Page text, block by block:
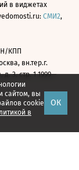
сайтом, вы
cookie
в
ОК
в виджетах
СМИ2,
КПП
вн.тер.г.
3, стр. 1 1999—